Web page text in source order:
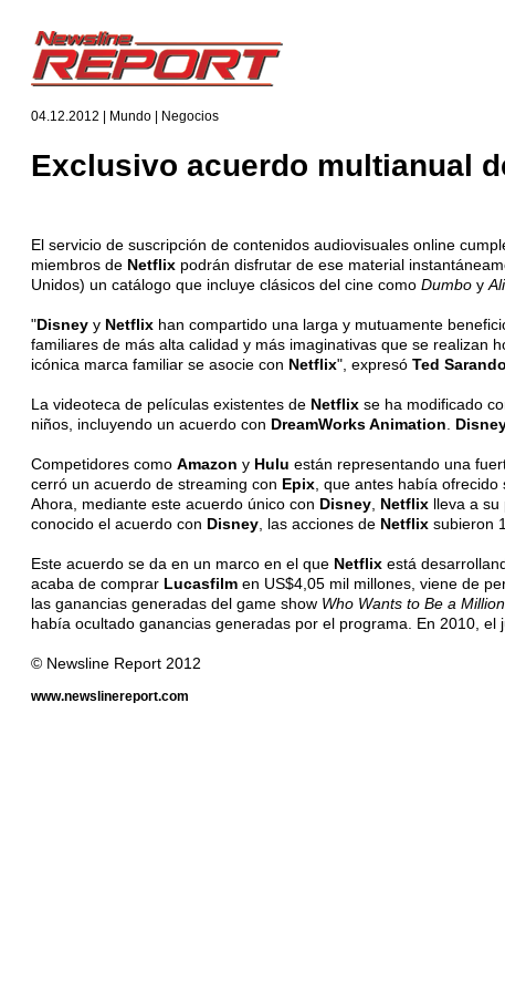
04.12.2012 | Mundo | Negocios
Exclusivo acuerdo multianual
El servicio de suscripción de contenidos audiovisuales online
miembros de Netflix podrán disfrutar de ese material
Unidos) un catálogo que incluye clásicos del cine como Dumbo y
"Disney y Netflix han compartido una larga y mutuamente
familiares de más alta calidad y más imaginativas que se realizan
icónica marca familiar se asocie con Netflix", expresó Ted
La videoteca de películas existentes de Netflix se ha modificado
niños, incluyendo un acuerdo con DreamWorks Animation
Competidores como Amazon y Hulu están representando una
cerró un acuerdo de streaming con Epix , que antes había
Ahora, mediante este acuerdo único con Disney Netflix lleva a su
conocido el acuerdo con Disney , las acciones de Netflix subieron
Este acuerdo se da en un marco en el que Netflix está
acaba de comprar Lucasfilm en US$4,05 mil millones, viene de
las ganancias generadas del game show Who Wants to Be a
había ocultado ganancias generadas por el programa. En 2010, el
© Newsline Report 2012
www.newslinereport.com